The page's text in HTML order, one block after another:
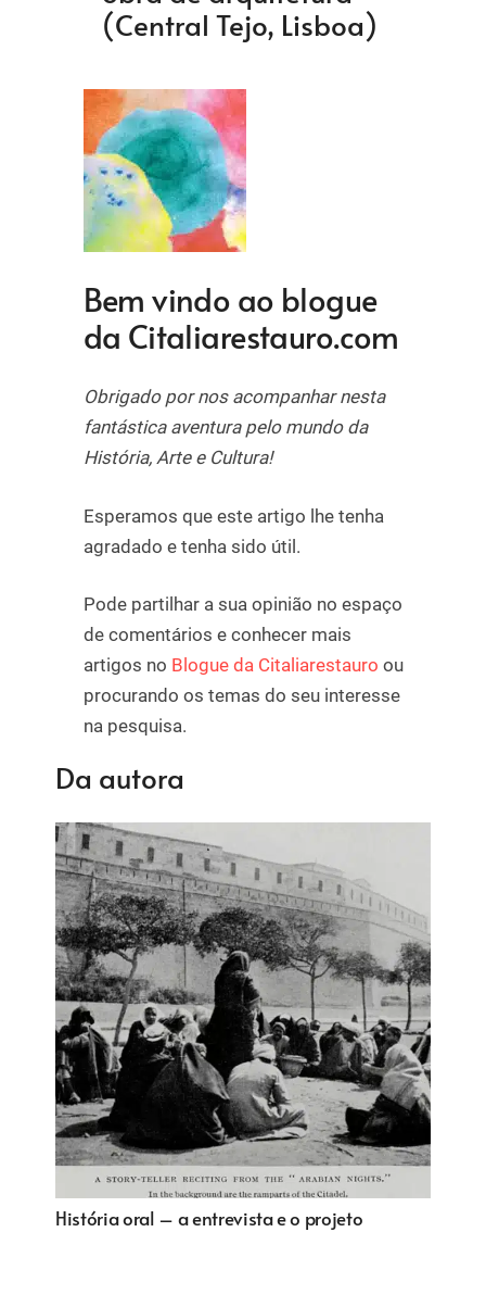
(Central Tejo, Lisboa)
Bem vindo ao blogue
da Citaliarestauro.com
Obrigado por nos acompanhar nesta
fantástica aventura pelo mundo da
História, Arte e Cultura!
Esperamos que este artigo lhe tenha
agradado e tenha sido útil.
Pode partilhar a sua opinião no espaço
de comentários e conhecer mais
artigos no Blogue da Citaliarestauro ou
procurando os temas do seu interesse
na pesquisa.
Da autora
O Pós-impressionismo – uma nova